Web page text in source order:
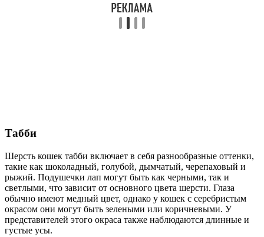
Табби
Шерсть кошек табби включает в себя разнообразные оттенки,
такие как шоколадный, голубой, дымчатый, черепаховый и
рыжий. Подушечки лап могут быть как черными, так и
светлыми, что зависит от основного цвета шерсти. Глаза
обычно имеют медный цвет, однако у кошек с серебристым
окрасом они могут быть зелеными или коричневыми. У
представителей этого окраса также наблюдаются длинные и
густые усы.